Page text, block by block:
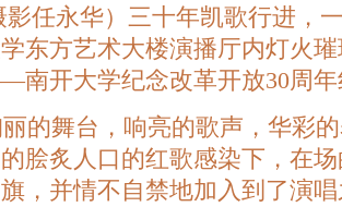
影任永华）三十年凯歌行进，
东方艺术大楼演播厅内灯火
开大学纪念改革开放30周年
的舞台，响亮的歌声，华彩
脍炙人口的红歌感染下，在
，并情不自禁地加入到了演